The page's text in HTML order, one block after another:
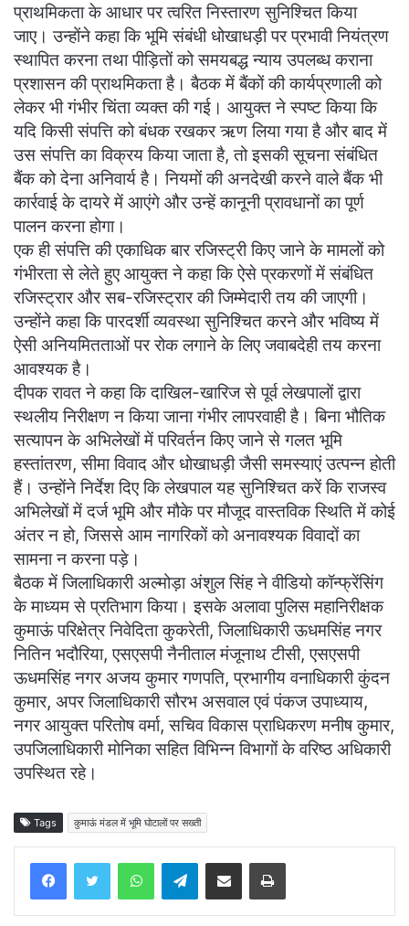
प्राथमिकता के आधार पर त्वरित निस्तारण सुनिश्चित किया
जाए। उन्होंने कहा कि भूमि संबंधी धोखाधड़ी पर प्रभावी नियंत्रण
स्थापित करना तथा पीड़ितों को समयबद्ध न्याय उपलब्ध कराना
प्रशासन की प्राथमिकता है। बैठक में बैंकों की कार्यप्रणाली को
लेकर भी गंभीर चिंता व्यक्त की गई। आयुक्त ने स्पष्ट किया कि
यदि किसी संपत्ति को बंधक रखकर ऋण लिया गया है और बाद में
उस संपत्ति का विक्रय किया जाता है, तो इसकी सूचना संबंधित
बैंक को देना अनिवार्य है। नियमों की अनदेखी करने वाले बैंक भी
कार्रवाई के दायरे में आएंगे और उन्हें कानूनी प्रावधानों का पूर्ण
पालन करना होगा।
एक ही संपत्ति की एकाधिक बार रजिस्ट्री किए जाने के मामलों को
गंभीरता से लेते हुए आयुक्त ने कहा कि ऐसे प्रकरणों में संबंधित
रजिस्ट्रार और सब-रजिस्ट्रार की जिम्मेदारी तय की जाएगी।
उन्होंने कहा कि पारदर्शी व्यवस्था सुनिश्चित करने और भविष्य में
ऐसी अनियमितताओं पर रोक लगाने के लिए जवाबदेही तय करना
आवश्यक है।
दीपक रावत ने कहा कि दाखिल-खारिज से पूर्व लेखपालों द्वारा
स्थलीय निरीक्षण न किया जाना गंभीर लापरवाही है। बिना भौतिक
सत्यापन के अभिलेखों में परिवर्तन किए जाने से गलत भूमि
हस्तांतरण, सीमा विवाद और धोखाधड़ी जैसी समस्याएं उत्पन्न होती
हैं। उन्होंने निर्देश दिए कि लेखपाल यह सुनिश्चित करें कि राजस्व
अभिलेखों में दर्ज भूमि और मौके पर मौजूद वास्तविक स्थिति में कोई
अंतर न हो, जिससे आम नागरिकों को अनावश्यक विवादों का
सामना न करना पड़े।
बैठक में जिलाधिकारी अल्मोड़ा अंशुल सिंह ने वीडियो कॉन्फ्रेंसिंग
के माध्यम से प्रतिभाग किया। इसके अलावा पुलिस महानिरीक्षक
कुमाऊं परिक्षेत्र निवेदिता कुकरेती, जिलाधिकारी ऊधमसिंह नगर
नितिन भदौरिया, एसएसपी नैनीताल मंजूनाथ टीसी, एसएसपी
ऊधमसिंह नगर अजय कुमार गणपति, प्रभागीय वनाधिकारी कुंदन
कुमार, अपर जिलाधिकारी सौरभ असवाल एवं पंकज उपाध्याय,
नगर आयुक्त परितोष वर्मा, सचिव विकास प्राधिकरण मनीष कुमार,
उपजिलाधिकारी मोनिका सहित विभिन्न विभागों के वरिष्ठ अधिकारी
उपस्थित रहे।
Tags कुमाऊं मंडल में भूमि घोटालों पर सख्ती
WhatsAppTelegramShare via Email Print